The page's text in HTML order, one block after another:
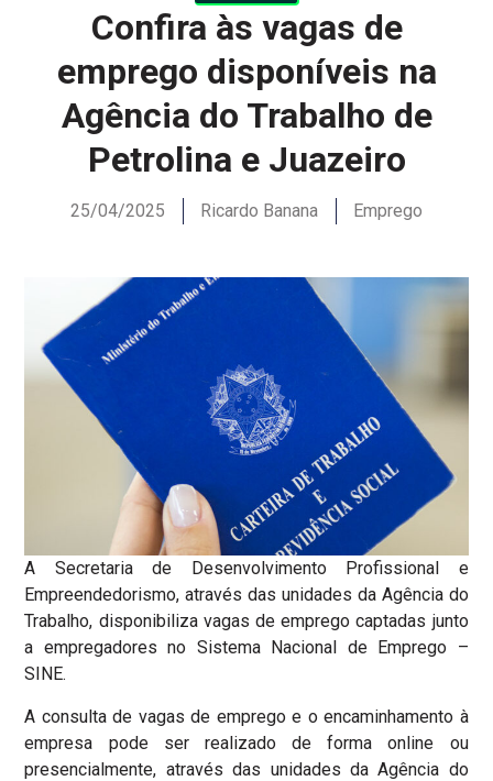
Confira às vagas de
emprego disponíveis na
Agência do Trabalho de
Petrolina e Juazeiro
25/04/2025 Ricardo Banana Emprego
A Secretaria de Desenvolvimento Profissional e
Empreendedorismo, através das unidades da Agência do
Trabalho, disponibiliza vagas de emprego captadas junto
a empregadores no Sistema Nacional de Emprego –
SINE.
A consulta de vagas de emprego e o encaminhamento à
empresa pode ser realizado de forma online ou
presencialmente, através das unidades da Agência do